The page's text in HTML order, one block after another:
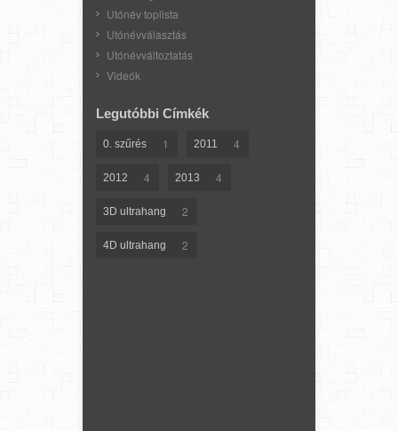
Utónév toplista
Utónévválasztás
Utónévváltoztatás
Videók
Legutóbbi Címkék
0. szűrés 1 2011 4
2012 4 2013 4
3D ultrahang 2
4D ultrahang 2